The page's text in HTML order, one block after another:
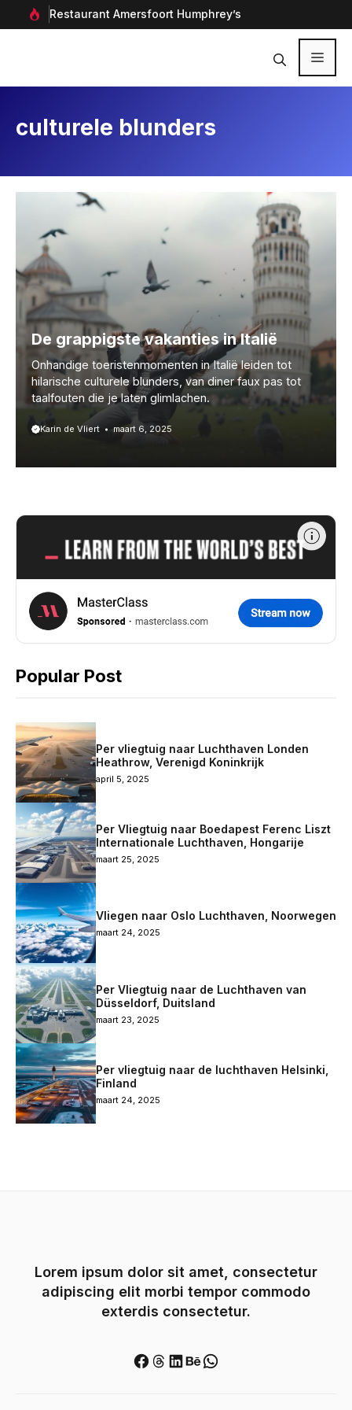
naar
Restaurant Amersfoort Humphrey’s
culturele blunders
De grappigste vakanties in Italië
Onhandige toeristenmomenten in Italië leiden tot
hilarische culturele blunders, van diner faux pas tot
taalfouten die je laten glimlachen.
Karin de Vliert maart 6, 2025
Popular Post
Per vliegtuig naar Luchthaven Londen
Heathrow, Verenigd Koninkrijk
april 5, 2025
Per Vliegtuig naar Boedapest Ferenc Liszt
Internationale Luchthaven, Hongarije
maart 25, 2025
Vliegen naar Oslo Luchthaven, Noorwegen
maart 24, 2025
Per Vliegtuig naar de Luchthaven van
Düsseldorf, Duitsland
maart 23, 2025
Per vliegtuig naar de luchthaven Helsinki,
Finland
maart 24, 2025
Lorem ipsum dolor sit amet, consectetur
adipiscing elit morbi tempor commodo
exterdis consectetur.
Facebook
Threads
LinkedIn
Behance
WhatsApp